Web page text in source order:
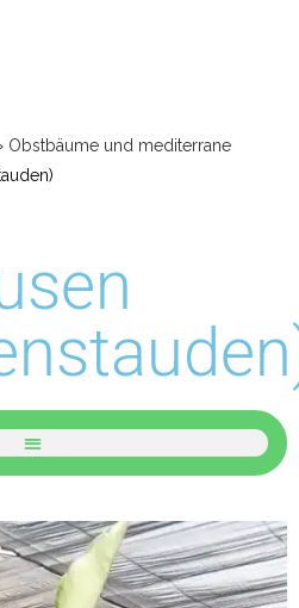
Obstbäume und mediterrane